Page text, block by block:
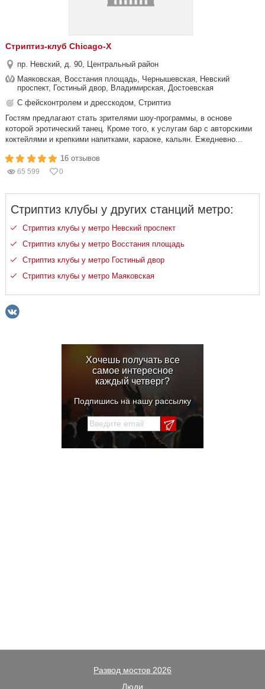
Стриптиз-клуб Chicago-X
пр. Невский, д. 90, Центральный район
Маяковская, Восстания площадь, Чернышевская, Невский
проспект, Гостиный двор, Владимирская, Достоевская
С фейсконтролем и дресскодом, Стриптиз
Гостям предлагают стать зрителями шоу-программы, в основе
которой эротический танец. Кроме того, к услугам бар с авторскими
коктейлями и крепкими напитками, караоке, кальян. Ежедневно...
16 отзывов
65 599 0
Стриптиз клубы у других станций метро:
Стриптиз клубы у метро Невский проспект
Стриптиз клубы у метро Восстания площадь
Стриптиз клубы у метро Гостиный двор
Стриптиз клубы у метро Маяковская
Хочешь получать все
самое интересное
каждый четверг?
Подпишись на нашу рассылку
Развод мостов 2026
Люди